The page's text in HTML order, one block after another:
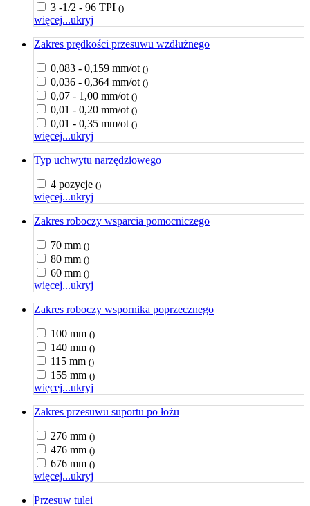
3 -1/2 - 96 TPI ()
więcej...ukryj
Zakres prędkości przesuwu wzdłużnego
0,083 - 0,159 mm/ot ()
0,036 - 0,364 mm/ot ()
0,07 - 1,00 mm/ot ()
0,01 - 0,20 mm/ot ()
0,01 - 0,35 mm/ot ()
więcej...ukryj
Typ uchwytu narzędziowego
4 pozycje ()
więcej...ukryj
Zakres roboczy wsparcia pomocniczego
70 mm ()
80 mm ()
60 mm ()
więcej...ukryj
Zakres roboczy wspornika poprzecznego
100 mm ()
140 mm ()
115 mm ()
155 mm ()
więcej...ukryj
Zakres przesuwu suportu po łożu
276 mm ()
476 mm ()
676 mm ()
więcej...ukryj
Przesuw tulei